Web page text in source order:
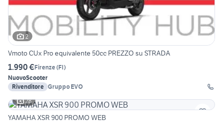
2
Vmoto CUx Pro equivalente 50cc PREZZO su STRADA
1.990 €Firenze(FI)
NuovoScooter
Rivenditore Gruppo EVO
28
YAMAHA XSR 900 PROMO WEB